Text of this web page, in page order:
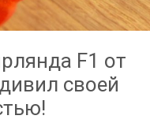
F1 от
своей